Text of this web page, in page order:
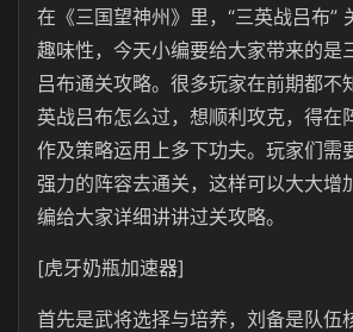
在《三国望神州》里，“三英战吕布”
趣味性，今天小编要给大家带来的是
吕布通关攻略。很多玩家在前期都不
英战吕布怎么过，想顺利攻克，得在
作及策略运用上多下功夫。玩家们需
强力的阵容去通关，这样可以大大增
编给大家详细讲讲过关攻略。
[虎牙奶瓶加速器]
首先是武将选择与培养，刘备是队伍